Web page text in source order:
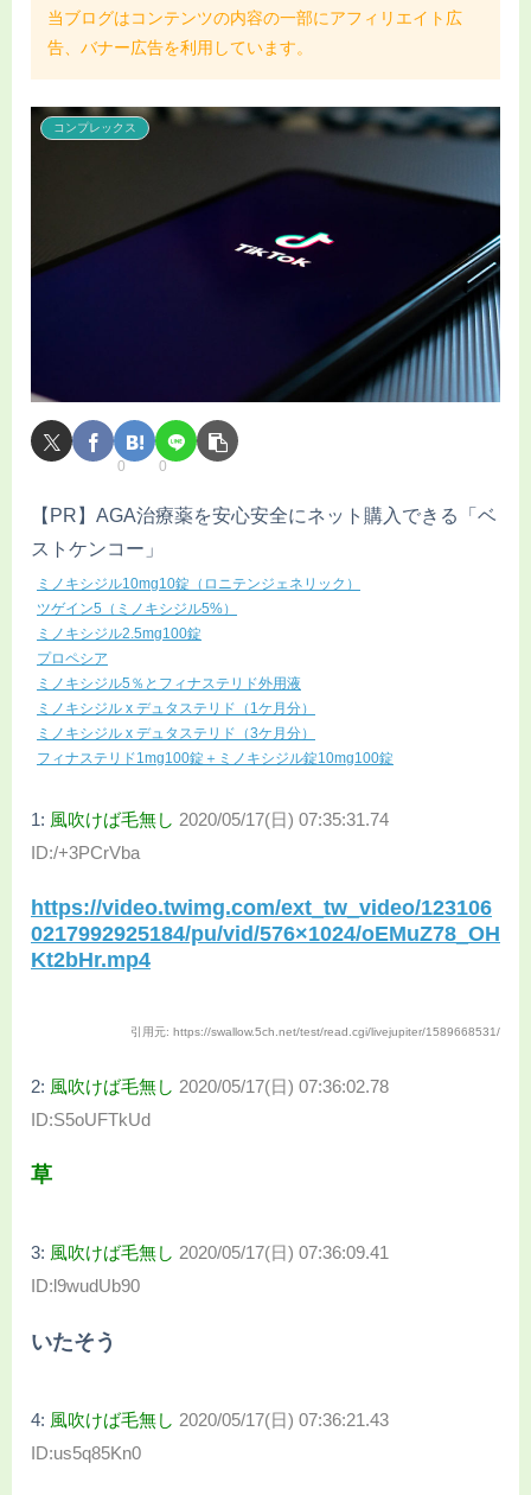
当ブログはコンテンツの内容の一部にアフィリエイト広
告、バナー広告を利用しています。
コンプレックス
0 0
【PR】AGA治療薬を安心安全にネット購入できる「ベ
ストケンコー」
ミノキシジル10mg10錠（ロニテンジェネリック）
ツゲイン5（ミノキシジル5%）
ミノキシジル2.5mg100錠
プロペシア
ミノキシジル5％とフィナステリド外用液
ミノキシジル x デュタステリド（1ケ月分）
ミノキシジル x デュタステリド（3ケ月分）
フィナステリド1mg100錠＋ミノキシジル錠10mg100錠
1: 風吹けば毛無し 2020/05/17(日) 07:35:31.74
ID:/+3PCrVba
https://video.twimg.com/ext_tw_video/123106
0217992925184/pu/vid/576×1024/oEMuZ78_OH
Kt2bHr.mp4
引用元: https://swallow.5ch.net/test/read.cgi/livejupiter/1589668531/
2: 風吹けば毛無し 2020/05/17(日) 07:36:02.78
ID:S5oUFTkUd
草
3: 風吹けば毛無し 2020/05/17(日) 07:36:09.41
ID:l9wudUb90
いたそう
4: 風吹けば毛無し 2020/05/17(日) 07:36:21.43
ID:us5q85Kn0